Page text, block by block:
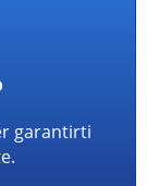
garantirti